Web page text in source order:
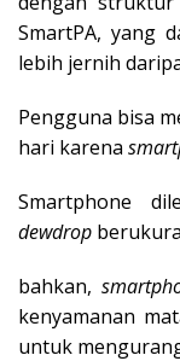
SmartPA, yang
lebih jernih
Pengguna bisa
hari karena
Smartphone
dewdrop
bahkan,
kenyamanan
untuk